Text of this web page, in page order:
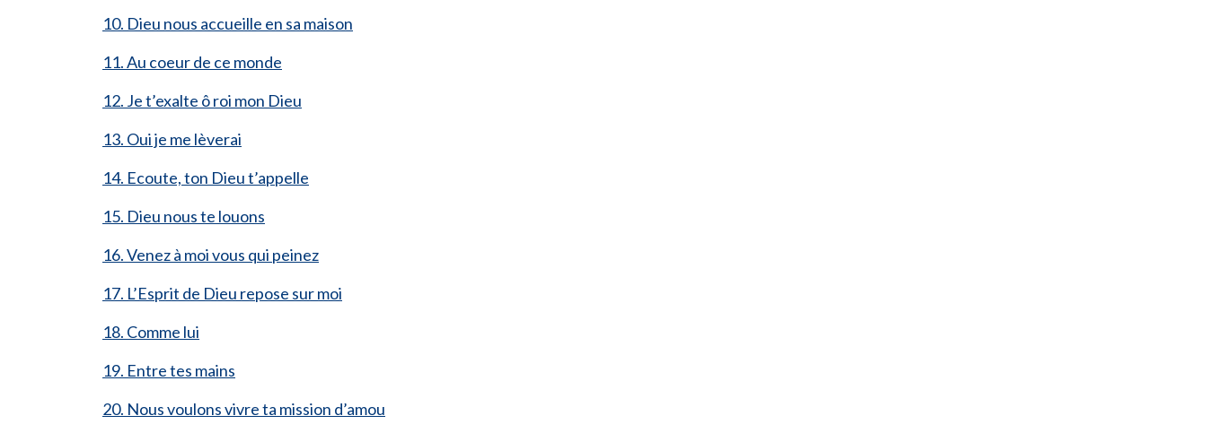
10. Dieu nous accueille en sa maison
11. Au coeur de ce monde
12. Je t’exalte ô roi mon Dieu
13. Oui je me lèverai
14. Ecoute, ton Dieu t’appelle
15. Dieu nous te louons
16. Venez à moi vous qui peinez
17. L’Esprit de Dieu repose sur moi
18. Comme lui
19. Entre tes mains
20. Nous voulons vivre ta mission d’amou